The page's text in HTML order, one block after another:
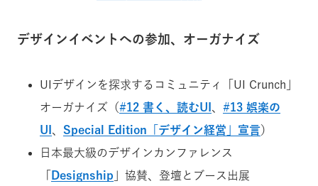
デザインイベントへの参加、オーガナイズ
UIデザインを探求するコミュニティ「UI Crunch」
オーガナイズ（#12 書く、読むUI
#13 娯楽の
UI
Special Edition「デザイン経営」宣言）
日本最大級のデザインカンファレンス
Designship 」協賛、登壇とブース出展